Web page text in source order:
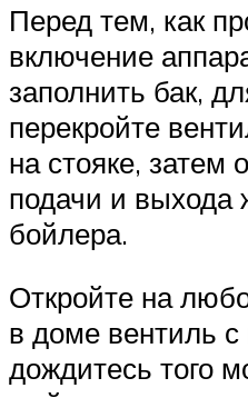
Перед тем, как
включение
заполнить бак,
перекройте
на стояке, затем
подачи и выхода
бойлера.
Откройте на
в доме вентиль с
дождитесь того